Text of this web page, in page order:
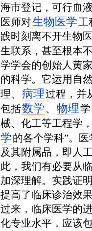
海市登记，可行血
医师对生物医学工
践时刻离不开生物
生联系，甚至根本
学学会的创始人黄
的科学。它运用自
理、 病理过程，并
包括数学 、 物理
械、化工等工程学
学的各个学科”。
及其附属品，即人
此，我们有必要从
加深理解。实践证
提高了临床诊治效
过来，临床医学的
化专业水平，应该